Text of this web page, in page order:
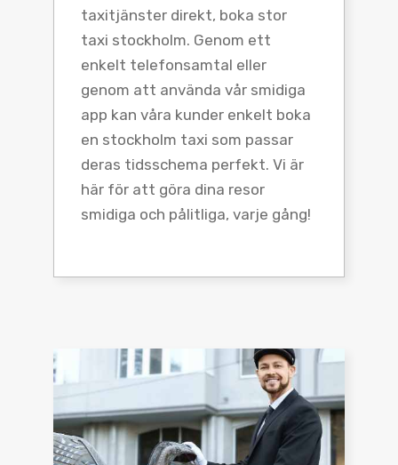
taxitjänster direkt, boka stor
taxi stockholm. Genom ett
enkelt telefonsamtal eller
genom att använda vår smidiga
app kan våra kunder enkelt boka
en stockholm taxi som passar
deras tidsschema perfekt. Vi är
här för att göra dina resor
smidiga och pålitliga, varje gång!